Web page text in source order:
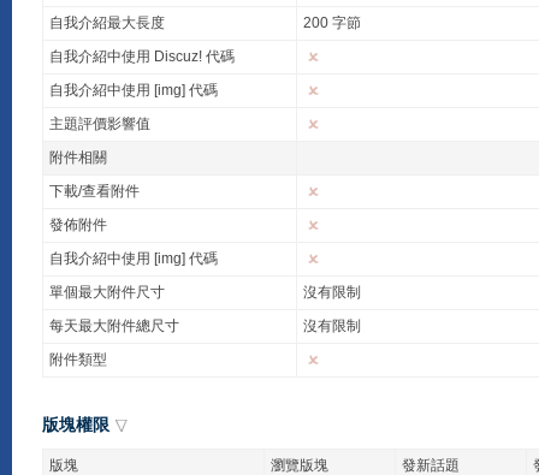
自我介紹最大長度
200 字節
自我介紹中使用 Discuz! 代碼
自我介紹中使用 [img] 代碼
主題評價影響值
附件相關
下載/查看附件
發佈附件
自我介紹中使用 [img] 代碼
單個最大附件尺寸
沒有限制
每天最大附件總尺寸
沒有限制
附件類型
版塊權限
版塊 瀏覽版塊 發新話題